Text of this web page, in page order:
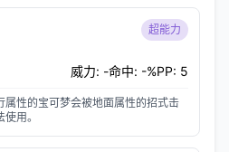
超能力
威力: -命中: -%PP: 5
属性的宝可梦会被地面属性的招式击
用。